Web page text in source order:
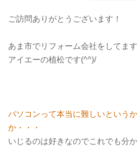
ご訪問ありがとうございます！
あま市でリフォーム会社をしてます
アイエーの植松です(^^)/
パソコンって本当に難しいという
か・・・
いじるのは好きなのでこれでも分